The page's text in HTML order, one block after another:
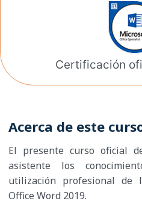
Certificación
Acerca de este
El presente curso oficial
asistente los
utilización profesional de
Office Word 2019.